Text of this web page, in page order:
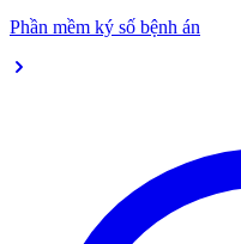
Phần mềm ký số bệnh án